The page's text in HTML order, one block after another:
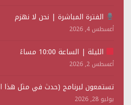
الفترة المباشرة | نحن لا نهزم
أغسطس 4, 2026
الليلة | الساعة 10:00 مساءً
أغسطس 2, 2026
تستمعون لبرنامج (حدث في مثل هذا
يوليو 28, 2026